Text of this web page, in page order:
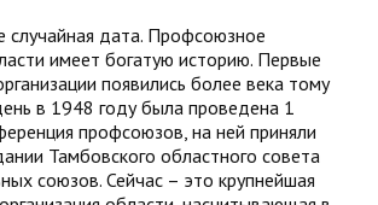
случайная дата. Профсоюзное
имеет богатую историю. Первые
появились более века тому
в 1948 году была проведена 1
профсоюзов, на ней приняли
Тамбовского областного совета
союзов. Сейчас – это крупнейшая